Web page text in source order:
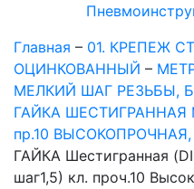
Главная – 01. КРЕПЕЖ
ОЦИНКОВАННЫЙ –
МЕЛКИЙ ШАГ РЕЗЬБЫ,
ГАЙКА ШЕСТИГРАННАЯ
пр.10 ВЫСОКОПРОЧНАЯ,
ГАЙКА Шестигранная
шаг1,5) кл. проч.10